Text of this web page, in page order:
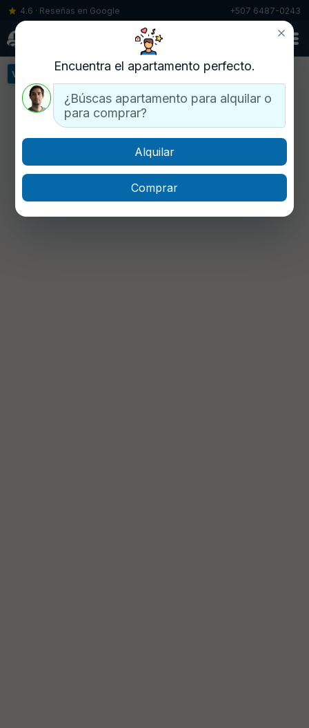
Encuentra el apartamento perfecto.
¿Búscas apartamento para alquilar o
para comprar?
Alquilar
Comprar
4.6 · Reseñas en Google +507 6487-0243
Ver más edificios »